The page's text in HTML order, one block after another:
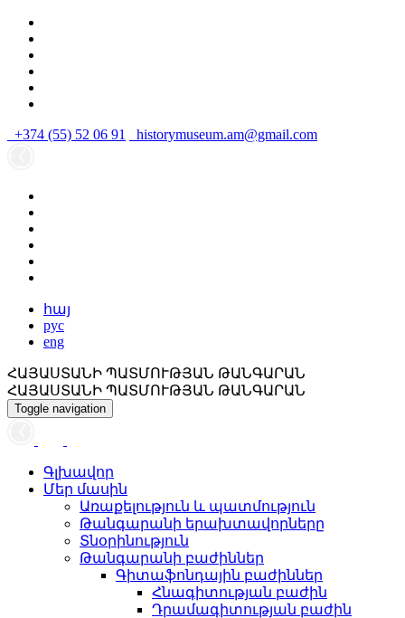
+374 (55) 52 06 91 historymuseum.am@gmail.com
հայ
рус
eng
ՀԱՅԱՍՏԱՆԻ ՊԱՏՄՈՒԹՅԱՆ ԹԱՆԳԱՐԱՆ
ՀԱՅԱՍՏԱՆԻ ՊԱՏՄՈՒԹՅԱՆ ԹԱՆԳԱՐԱՆ
Toggle navigation
Գլխավոր
Մեր մասին
Առաքելություն և պատմություն
Թանգարանի երախտավորները
Տնօրինություն
Թանգարանի բաժիններ
Գիտաֆոնդային բաժիններ
Հնագիտության բաժին
Դրամագիտության բաժին